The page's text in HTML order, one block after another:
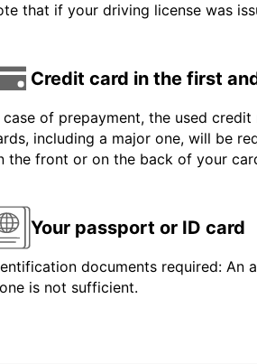
that if your driving license was
Credit card in the first
case of prepayment, the used
including a major one, will be
the front or on the back of your
Your passport or ID card
documents required: An
is not sufficient.